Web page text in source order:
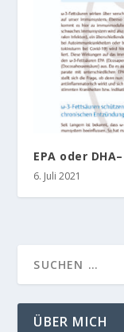
EPA oder
6. Juli 2021
ÜBER MICH